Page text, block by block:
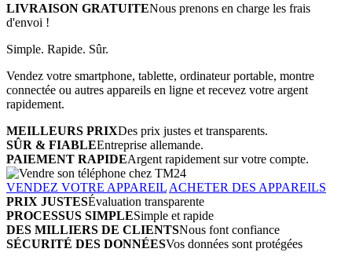
LIVRAISON GRATUITENous prenons en charge les frais
d'envoi !
Simple. Rapide. Sûr.
Vendez votre smartphone, tablette, ordinateur portable, montre
connectée ou autres appareils en ligne et recevez votre argent
rapidement.
MEILLEURS PRIXDes prix justes et transparents.
SÛR & FIABLEEntreprise allemande.
PAIEMENT RAPIDEArgent rapidement sur votre compte.
VENDEZ VOTRE APPAREIL ACHETER DES APPAREILS
PRIX JUSTESÉvaluation transparente
PROCESSUS SIMPLESimple et rapide
DES MILLIERS DE CLIENTSNous font confiance
SÉCURITÉ DES DONNÉESVos données sont protégées